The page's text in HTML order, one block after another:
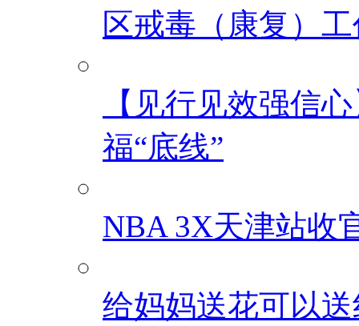
区戒毒（康复）
【见行见效强信
福“底线”
NBA 3X天津站收
给妈妈送花可以